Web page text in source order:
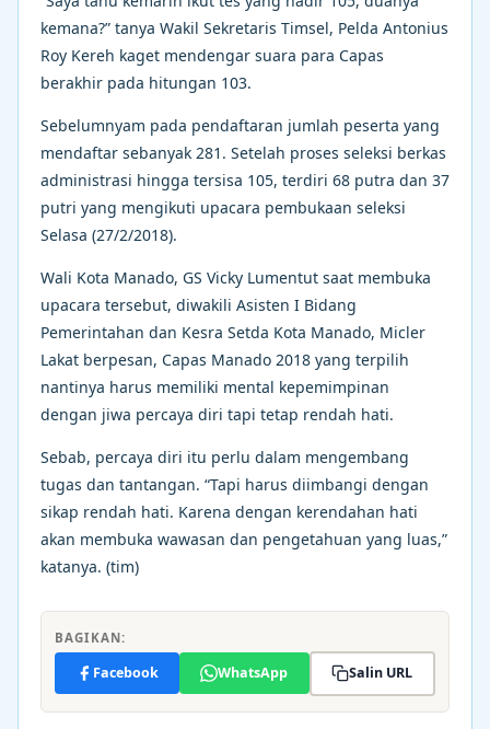
kemana?” tanya Wakil Sekretaris Timsel, Pelda Antonius
Roy Kereh kaget mendengar suara para Capas
berakhir pada hitungan 103.
Sebelumnyam pada pendaftaran jumlah peserta yang
mendaftar sebanyak 281. Setelah proses seleksi berkas
administrasi hingga tersisa 105, terdiri 68 putra dan 37
putri yang mengikuti upacara pembukaan seleksi
Selasa (27/2/2018).
Wali Kota Manado, GS Vicky Lumentut saat membuka
upacara tersebut, diwakili Asisten I Bidang
Pemerintahan dan Kesra Setda Kota Manado, Micler
Lakat berpesan, Capas Manado 2018 yang terpilih
nantinya harus memiliki mental kepemimpinan
dengan jiwa percaya diri tapi tetap rendah hati.
Sebab, percaya diri itu perlu dalam mengembang
tugas dan tantangan. “Tapi harus diimbangi dengan
sikap rendah hati. Karena dengan kerendahan hati
akan membuka wawasan dan pengetahuan yang luas,”
katanya. (tim)
BAGIKAN:
Facebook WhatsApp Salin URL